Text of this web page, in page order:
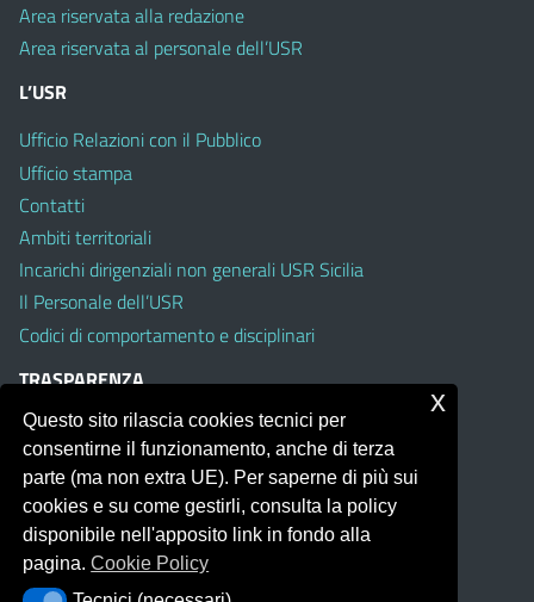
Area riservata alla redazione
Area riservata al personale dell’USR
L’USR
Ufficio Relazioni con il Pubblico
Ufficio stampa
Contatti
Ambiti territoriali
Incarichi dirigenziali non generali USR Sicilia
Il Personale dell’USR
Codici di comportamento e disciplinari
TRASPARENZA
Albo on line
Amministrazione Trasparente
Pubblici proclami
PTPCT per le Istituzioni scolastiche della Sicilia
Whistleblowing
Obiettivi di Accessibilità
Questo sito rilascia cookies tecnici per
consentirne il funzionamento, anche di terza
parte (ma non extra UE). Per saperne di più sui
cookies e su come gestirli, consulta la policy
disponibile nell'apposito link in fondo alla
pagina.Cookie Policy
x